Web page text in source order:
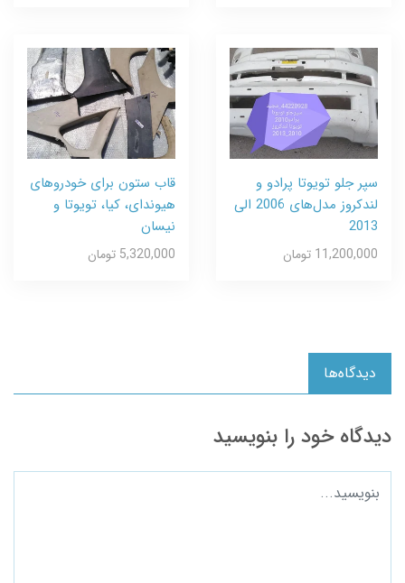
سپر جلو تویوتا پرادو و
لندکروز مدل‌های 2006 الی
2013
11,200,000 تومان
قاب ستون برای خودروهای
هیوندای، کیا، تویوتا و
نیسان
5,320,000 تومان
دیدگاه‌ها
دیدگاه خود را بنویسید